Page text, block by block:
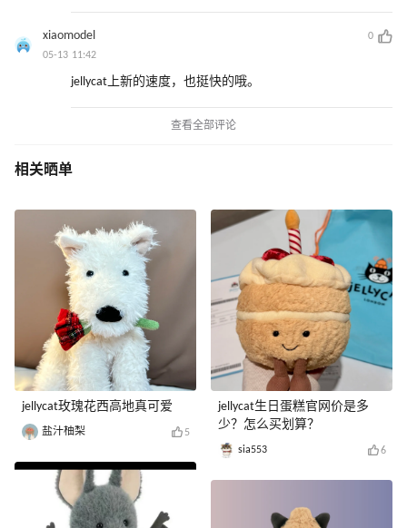
xiaomodel
0
05-13 11:42
jellycat上新的速度，也挺快的哦。
查看全部评论
相关晒单
jellycat玫瑰花西高地真可爱
盐汁柚梨 5
jellycat生日蛋糕官网价是多
少？怎么买划算？
sia553 6